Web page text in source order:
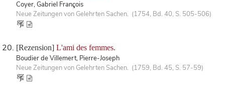
Coyer, Gabriel François
Neue Zeitungen von Gelehrten Sachen. (1754, Bd. 40, S. 505-506)
[Rezension] L'ami des femmes.
Boudier de Villemert, Pierre-Joseph
Neue Zeitungen von Gelehrten Sachen. (1759, Bd. 45, S. 57-59)